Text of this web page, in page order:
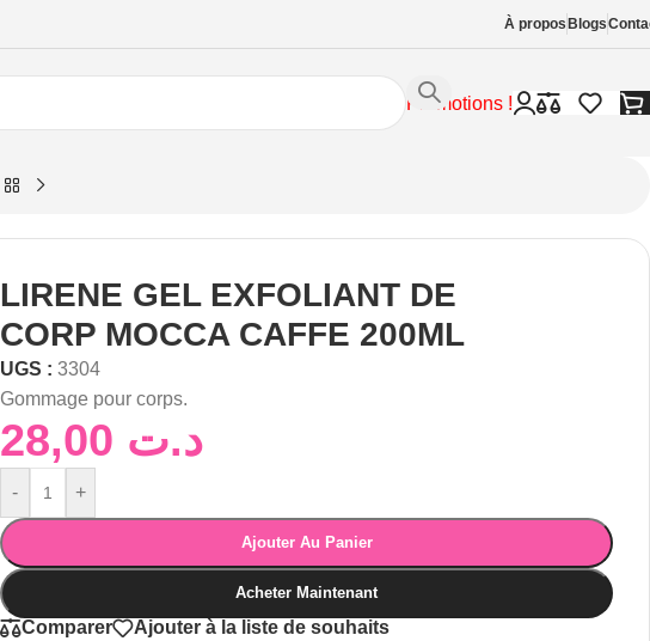
À propos Blogs
Promotions !
LIRENE GEL EXFOLIANT DE
CORP MOCCA CAFFE 200ML
UGS :3304
Gommage pour corps.
د.ت
- +
Ajouter Au Panier
Acheter Maintenant
Comparer
Ajouter à la liste de souhaits